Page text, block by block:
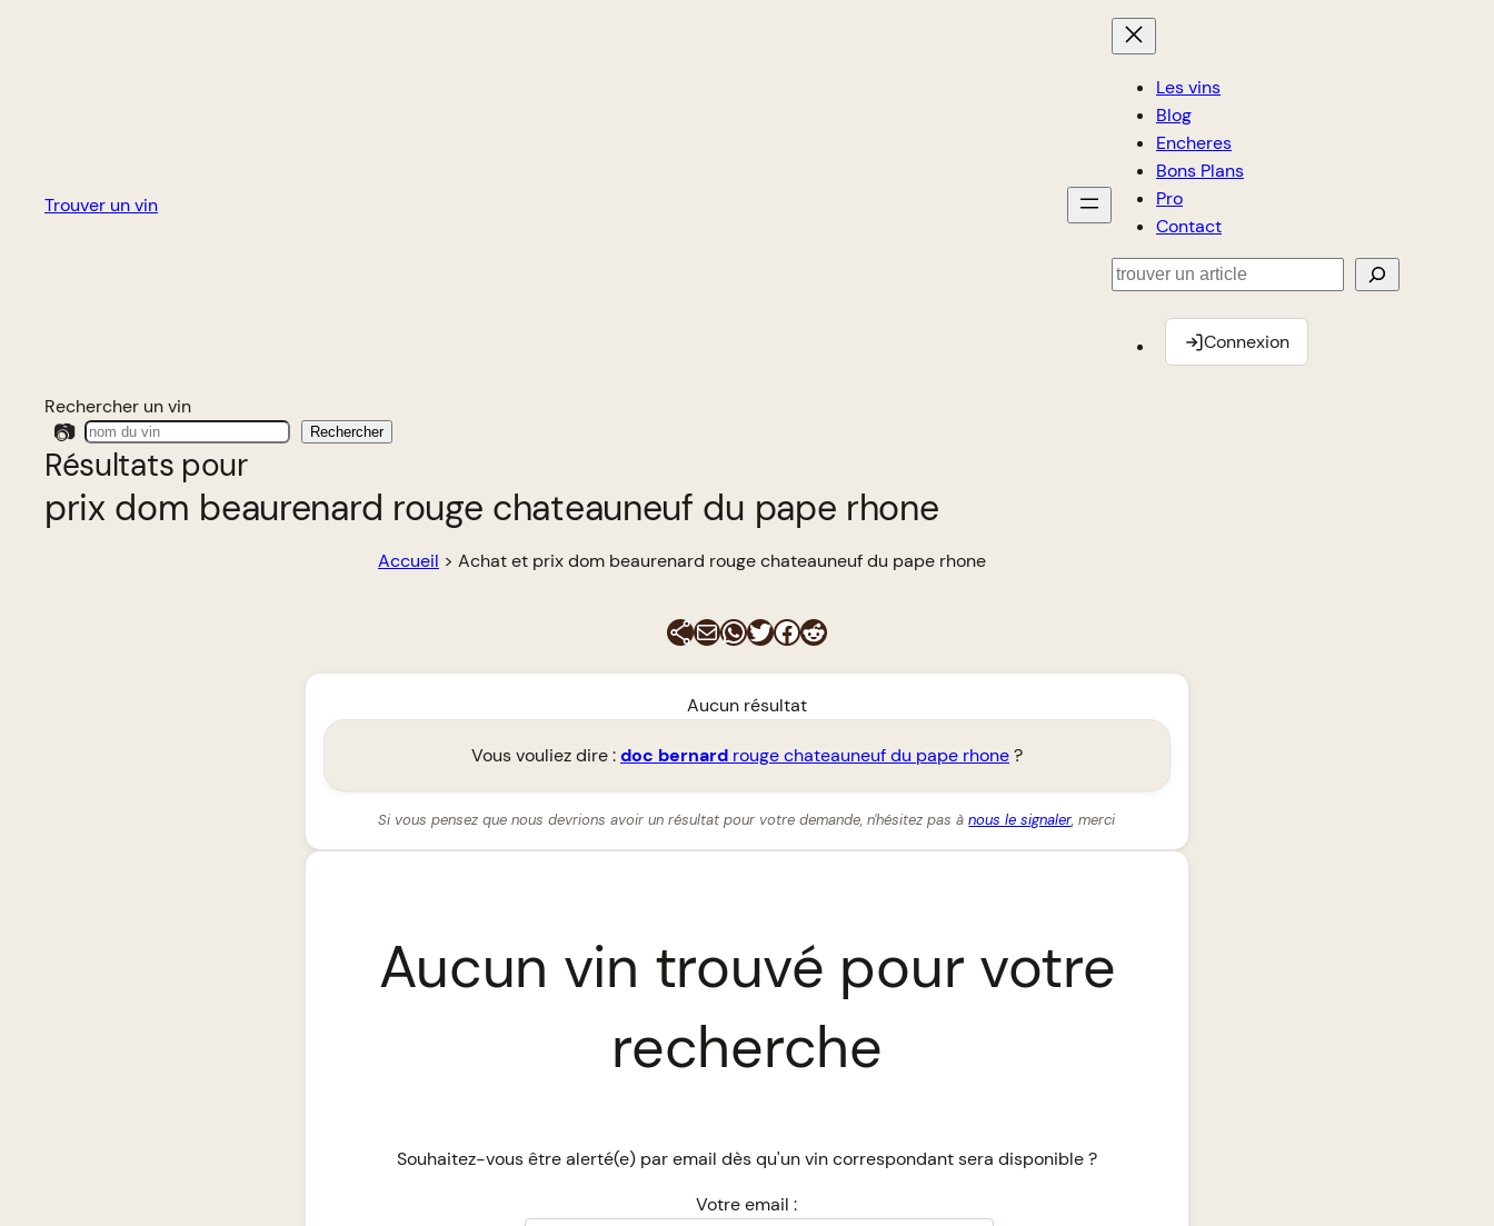
Trouver un vin
Les vins
Blog
Encheres
Bons Plans
Pro
Contact
Rechercher
Connexion
Rechercher un vin
📷 Rechercher
Résultats pour
prix dom beaurenard rouge chateauneuf du pape rhone
Accueil > Achat et prix dom beaurenard rouge chateauneuf du pape rhone
E-mailWhatsApp
Twitter
Facebook
Reddit
Aucun résultat
Vous vouliez dire :doc bernardrouge chateauneuf du pape rhone?
Si vous pensez que nous devrions avoir un résultat pour votre demande, n'hésitez pas ànous le signaler, merci
Aucun vin trouvé pour votre
recherche
Souhaitez-vous être alerté(e) par email dès qu'un vin correspondant sera disponible ?
Votre email :